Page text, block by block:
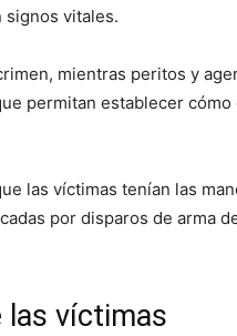
signos vitales.
mientras peritos y
permitan establecer
las víctimas tenían las
por disparos de arma
las víctimas